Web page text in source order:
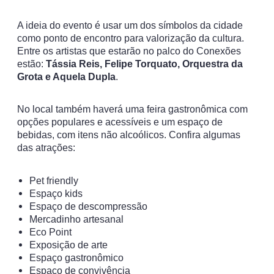
A ideia do evento é usar um dos símbolos da cidade
como ponto de encontro para valorização da cultura.
Entre os artistas que estarão no palco do Conexões
estão: Tássia Reis, Felipe Torquato, Orquestra da
Grota e Aquela Dupla.
No local também haverá uma feira gastronômica com
opções populares e acessíveis e um espaço de
bebidas, com itens não alcoólicos. Confira algumas
das atrações:
Pet friendly
Espaço kids
Espaço de descompressão
Mercadinho artesanal
Eco Point
Exposição de arte
Espaço gastronômico
Espaço de convivência